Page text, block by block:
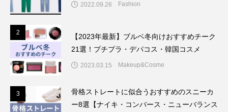
2022.09.26 Fashion
2
【2023年最新】ブルベ冬向けおすすめチーク
21選！プチプラ・デパコス・韓国コスメ
2023.03.15 Makeup&Cosme
3
骨格ストレートに似合うおすすめのスニーカ
ー8選【ナイキ・コンバース・ニューバランス